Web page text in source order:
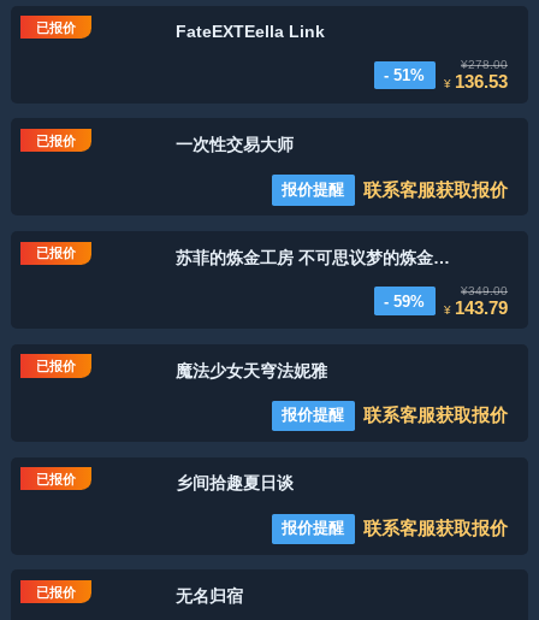
已报价 FateEXTEella Link
- 51%
¥278.00
¥ 136.53
已报价 一次性交易大师
报价提醒 联系客服获取报价
已报价 苏菲的炼金工房 不可思议梦的炼金术士
- 59%
¥349.00
¥ 143.79
已报价 魔法少女天穹法妮雅
报价提醒 联系客服获取报价
已报价 乡间拾趣夏日谈
报价提醒 联系客服获取报价
已报价 无名归宿